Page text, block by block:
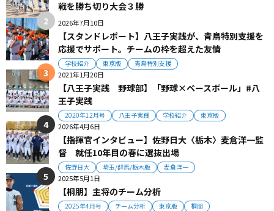
戦を勝ち切り大会３勝
2026年7月10日
【スタンドレポート】八王子実践が、青鳥特別支援を
応援でサポート。チームの枠を超えた友情
学校紹介 東京版 青鳥特別支援
2021年1月20日
【八王子実践 野球部】「野球×ベースボール」#八
王子実践
2020年12月号 八王子実践 学校紹介 東京版
2026年4月6日
【指揮官インタビュー】佐野日大〈栃木〉麦倉洋一監
督 就任10年目の春に選抜出場
佐野日大 埼玉/群馬/栃木版 麦倉洋一
2025年5月1日
【桐朋】主将のチーム分析
2025年4月号 チーム分析 東京版 桐朋